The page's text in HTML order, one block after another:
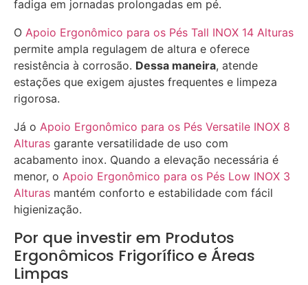
fadiga em jornadas prolongadas em pé.
O Apoio Ergonômico para os Pés Tall INOX 14 Alturas
permite ampla regulagem de altura e oferece
resistência à corrosão. Dessa maneira, atende
estações que exigem ajustes frequentes e limpeza
rigorosa.
Já o Apoio Ergonômico para os Pés Versatile INOX 8
Alturas garante versatilidade de uso com
acabamento inox. Quando a elevação necessária é
menor, o Apoio Ergonômico para os Pés Low INOX 3
Alturas mantém conforto e estabilidade com fácil
higienização.
Por que investir em Produtos
Ergonômicos Frigorífico e Áreas
Limpas